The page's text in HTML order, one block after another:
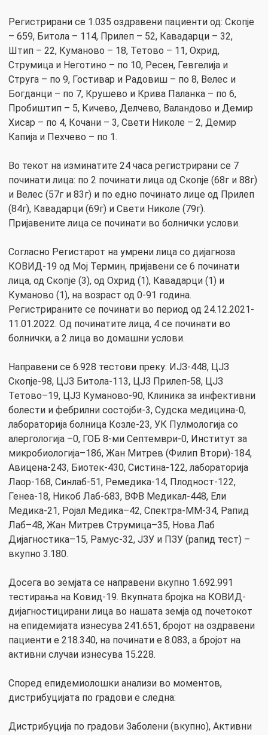
Регистрирани сe 1.035 оздравени пациенти од: Скопје
– 659, Битола – 114, Прилеп – 52, Кавадарци – 32,
Штип – 22, Куманово – 18, Тетово – 11, Охрид,
Струмица и Неготино – по 10, Ресен, Гевгелија и
Струга – по 9, Гостивар и Радовиш – по 8, Велес и
Богданци – по 7, Крушево и Крива Паланка – по 6,
Пробиштип – 5, Кичево, Делчево, Валандово и Демир
Хисар – по 4, Кочани – 3, Свети Николе – 2, Демир
Капија и Пехчево – по 1.
Во текот на изминатите 24 часа регистрирани се 7
починати лица: по 2 починати лица од Скопје (68г и 88г)
и Велес (57г и 83г) и по едно починато лице од Прилеп
(84г), Кавадарци (69г) и Свети Николе (79г).
Пријавените лица се починати во болнички услови.
Согласно Регистарот на умрени лица со дијагноза
КОВИД-19 од Мој Термин, пријавени се 6 починати
лица, од Скопје (3), од Охрид (1), Кавадарци (1) и
Куманово (1), на возраст од 0-91 година.
Регистрираните се починати во период од 24.12.2021-
11.01.2022. Од починатите лица, 4 се починати во
болнички, а 2 лица во домашни услови.
Направени се 6.928 тестови преку: ИЈЗ-448, ЦЈЗ
Скопје-98, ЦЈЗ Битола-113, ЦЈЗ Прилеп-58, ЦЈЗ
Тетово–19, ЦЈЗ Куманово-90, Клиника за инфективни
болести и фебрилни состојби-3, Судска медицина-0,
лабораторија болница Козле-23, УК Пулмологија со
алергологија –0, ГОБ 8-ми Септември-0, Институт за
микробиологија–186, Жан Митрев (Филип Втори)-184,
Авицена-243, Биотек-430, Систина-122, лабораторија
Лаор-168, Синлаб-51, Ремедика-14, Плодност-122,
Генеа-18, Никоб Лаб-683, ВФВ Медикал-448, Ели
Медика-21, Ројал Медика–42, Спектра-ММ-34, Рапид
Лаб–48, Жан Митрев Струмица–35, Нова Лаб
Дијагностика–15, Рамус-32, ЈЗУ и ПЗУ (рапид тест) –
вкупно 3.180.
Досега во земјата се направени вкупно 1.692.991
тестирања на Ковид-19. Вкупната бројка на КОВИД-
дијагностицирани лица во нашата земја од почетокот
на епидемијата изнесува 241.651, бројот на оздравени
пациенти е 218.340, на починати е 8.083, а бројот на
активни случаи изнесува 15.228.
Според епидемиолошки анализи во моментов,
дистрибуцијата по градови е следна:
Дистрибуција по градови Заболени (вкупно), Активни